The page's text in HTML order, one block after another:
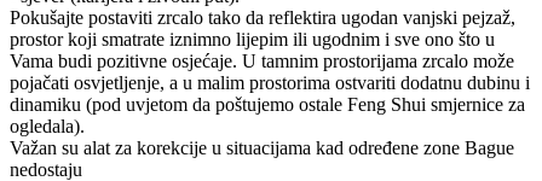
Pokušajte postaviti zrcalo tako da reflektira ugodan vanjski pejzaž,
prostor koji smatrate iznimno lijepim ili ugodnim i sve ono što u
Vama budi pozitivne osjećaje. U tamnim prostorijama zrcalo može
pojačati osvjetljenje, a u malim prostorima ostvariti dodatnu dubinu i
dinamiku (pod uvjetom da poštujemo ostale Feng Shui smjernice za
ogledala).
Važan su alat za korekcije u situacijama kad određene zone Bague
nedostaju